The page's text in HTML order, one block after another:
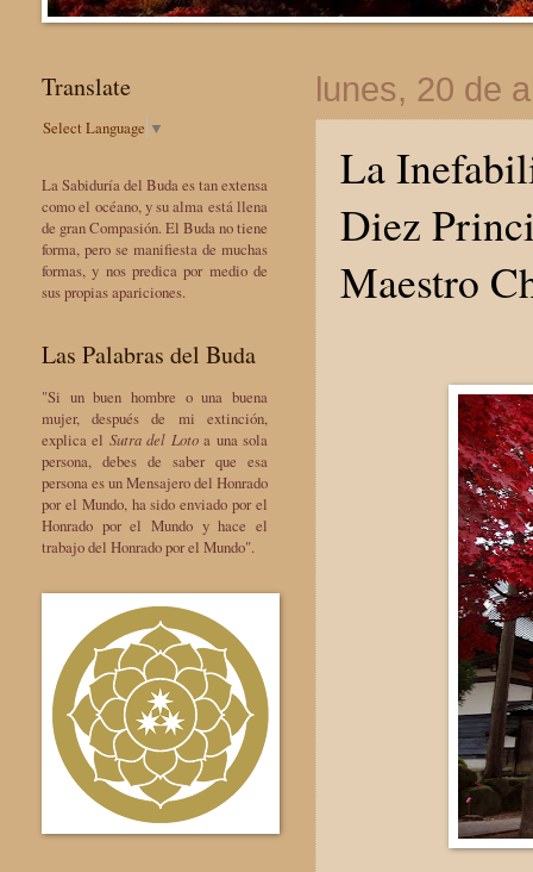
lunes, 20 de
La
Diez
Maestro
Translate
Select Language ▼
La Sabiduría del Buda es tan extensa
como el océano, y su alma está llena
de gran Compasión. El Buda no tiene
forma, pero se manifiesta de muchas
formas, y nos predica por medio de
sus propias apariciones.
Las Palabras del Buda
"Si un buen hombre o una buena
mujer, después de mi extinción,
explica el Sutra del Lotoa una sola
persona, debes de saber que esa
persona es un Mensajero del Honrado
por el Mundo, ha sido enviado por el
Honrado por el Mundo y hace el
trabajo del Honrado por el Mundo".